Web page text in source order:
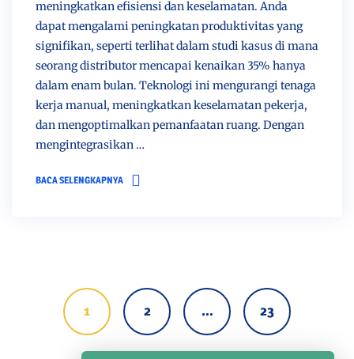
meningkatkan efisiensi dan keselamatan. Anda
dapat mengalami peningkatan produktivitas yang
signifikan, seperti terlihat dalam studi kasus di mana
seorang distributor mencapai kenaikan 35% hanya
dalam enam bulan. Teknologi ini mengurangi tenaga
kerja manual, meningkatkan keselamatan pekerja,
dan mengoptimalkan pemanfaatan ruang. Dengan
mengintegrasikan …
BACA SELENGKAPNYA
Navigasi
Postingan
1 2 … 23